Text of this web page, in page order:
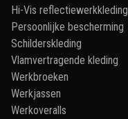
Hi-Vis reflectiewerkkleding
Persoonlijke bescherming
Schilderskleding
Vlamvertragende kleding
Werkbroeken
Werkjassen
Werkoveralls